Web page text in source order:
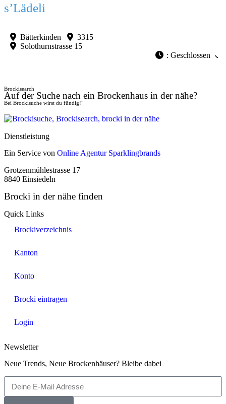
s’Lädeli
Bätterkinden
3315
Solothurnstrasse 15
: Geschlossen
Brockisearch
Auf der Suche nach ein Brockenhaus in der nähe?
Bei Brockisuche wirst du fündig!"
Dienstleistung
Ein Service von Online Agentur Sparklingbrands
Grotzenmühlestrasse 17
8840 Einsiedeln
Brocki in der nähe finden
Quick Links
Brockiverzeichnis
Kanton
Konto
Brocki eintragen
Login
Newsletter
Neue Trends, Neue Brockenhäuser? Bleibe dabei